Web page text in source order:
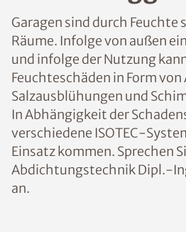
Garagen sind durch
Räume. Infolge von außen
und infolge der Nutzung
Feuchteschäden in Form
Salzausblühungen und
In Abhängigkeit der
verschiedene ISOTEC-
Einsatz kommen. Sprechen
Abdichtungstechnik Dipl.-
an.